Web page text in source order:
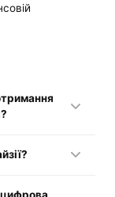
500 000